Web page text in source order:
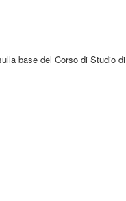
base del Corso di Studio di